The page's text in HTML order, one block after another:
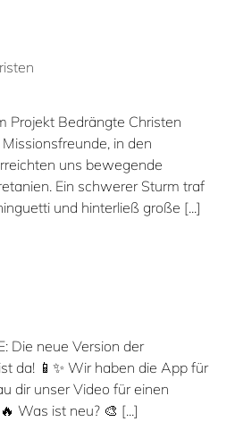
Projekt Bedrängte Christen
in den
uns bewegende
Ein schwerer Sturm traf
und hinterließ große [...]
Die neue Version der
da! 📱✨ Wir haben die App für
dir unser Video für einen
Was ist neu? 🎨 [...]